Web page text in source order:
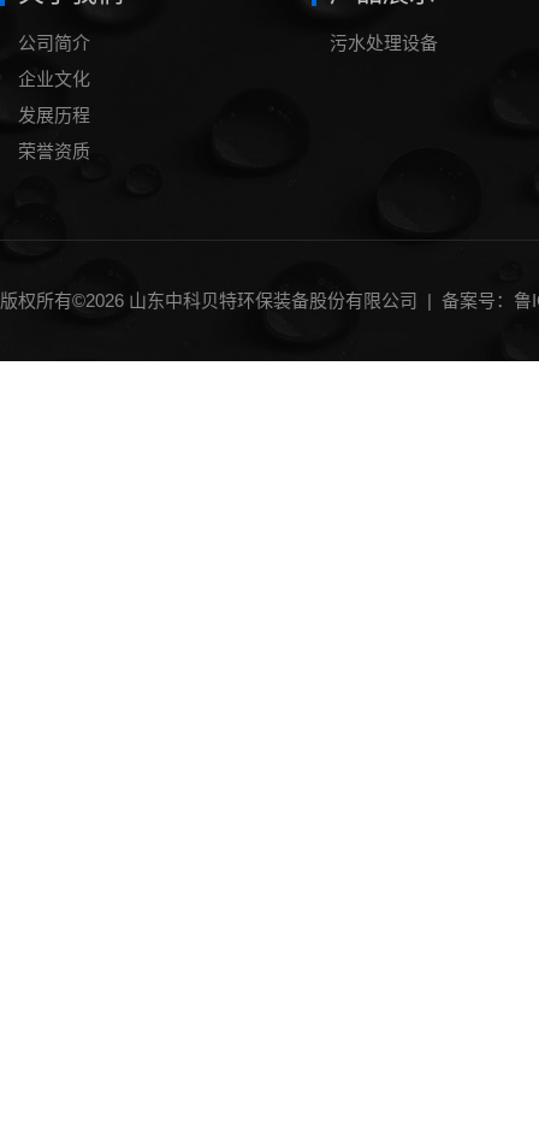
公司简介
企业文化
发展历程
荣誉资质
污水处理设备
版权所有©2026 山东中科贝特环保装备股份有限公司 | 备案号：鲁